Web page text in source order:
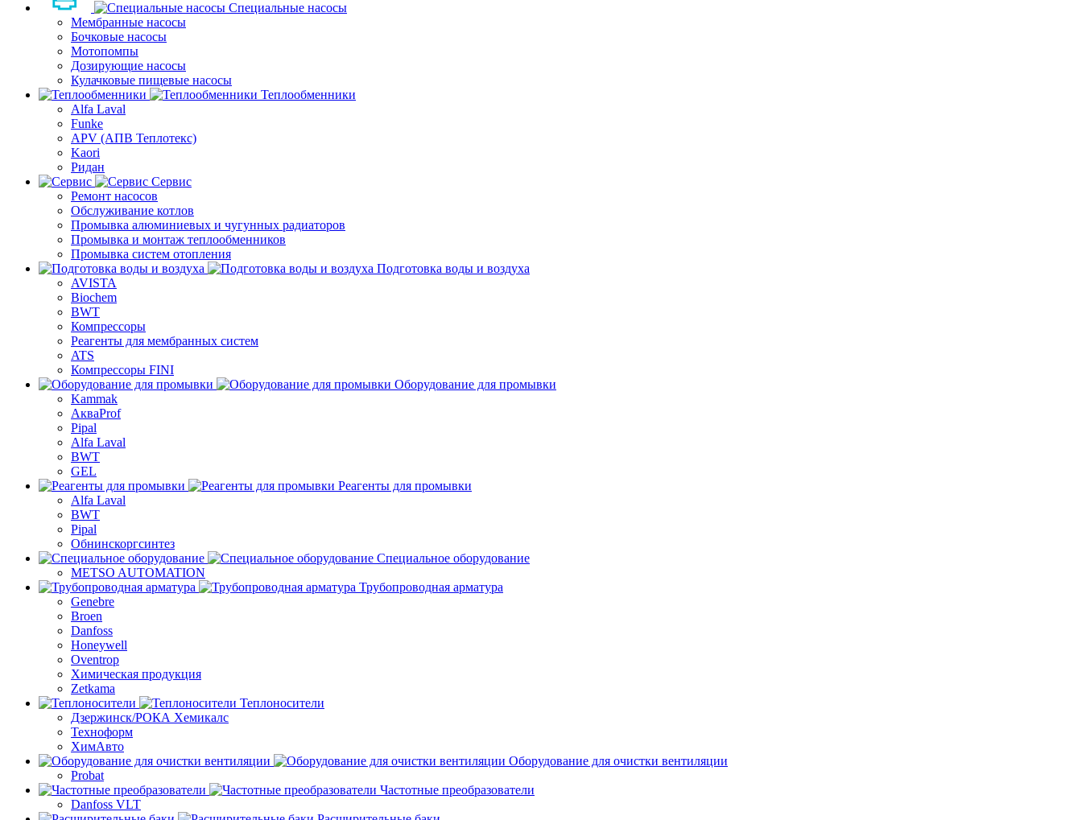
Специальные насосы
Мембранные насосы
Бочковые насосы
Мотопомпы
Дозирующие насосы
Кулачковые пищевые насосы
Теплообменники
Alfa Laval
Funke
APV (АПВ Теплотекс)
Kaori
Ридан
Сервис
Ремонт насосов
Обслуживание котлов
Промывка алюминиевых и чугунных радиаторов
Промывка и монтаж теплообменников
Промывка систем отопления
Подготовка воды и воздуха
AVISTA
Biochem
BWT
Компрессоры
Реагенты для мембранных систем
ATS
Компрессоры FINI
Оборудование для промывки
Kammak
АкваProf
Pipal
Alfa Laval
BWT
GEL
Реагенты для промывки
Alfa Laval
BWT
Pipal
Обнинскоргсинтез
Специальное оборудование
METSO AUTOMATION
Трубопроводная арматура
Genebre
Broen
Danfoss
Honeywell
Oventrop
Химическая продукция
Zetkama
Теплоносители
Дзержинск/РОКА Хемикалс
Техноформ
ХимАвто
Оборудование для очистки вентиляции
Probat
Частотные преобразователи
Danfoss VLT